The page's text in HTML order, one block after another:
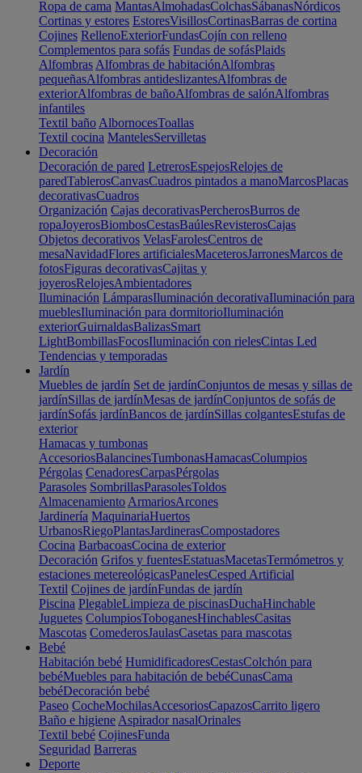
Ropa de cama MantasAlmohadasColchasSábanasNórdicos
Cortinas y estores EstoresVisillosCortinasBarras de cortina
Cojines RellenoExteriorFundasCojín con relleno
Complementos para sofás Fundas de sofásPlaids
Alfombras Alfombras de habitaciónAlfombras
pequeñasAlfombras antideslizantesAlfombras de
exteriorAlfombras de bañoAlfombras de salónAlfombras
infantiles
Textil baño AlbornocesToallas
Textil cocina MantelesServilletas
Decoración
Decoración de pared LetrerosEspejosRelojes de
paredTablerosCanvasCuadros pintados a manoMarcosPlacas
decorativasCuadros
Organización Cajas decorativasPercherosBurros de
ropaJoyerosBiombosCestasBaúlesRevisterosCajas
Objetos decorativos VelasFarolesCentros de
mesaNavidadFlores artificialesMaceterosJarronesMarcos de
fotosFiguras decorativasCajitas y
joyerosRelojesAmbientadores
Iluminación LámparasIluminación decorativaIluminación para
mueblesIluminación para dormitorioIluminación
exteriorGuirnaldasBalizasSmart
LightBombillasFocosIluminación con rielesCintas Led
Tendencias y temporadas
Jardín
Muebles de jardín Set de jardínConjuntos de mesas y sillas de
jardínSillas de jardínMesas de jardínConjuntos de sofás de
jardínSofás jardínBancos de jardínSillas colgantesEstufas de
exterior
Hamacas y tumbonas
AccesoriosBalancinesTumbonasHamacasColumpios
Pérgolas CenadoresCarpasPérgolas
Parasoles SombrillasParasolesToldos
Almacenamiento ArmariosArcones
Jardinería MaquinariaHuertos
UrbanosRiegoPlantasJardinerasCompostadores
Cocina BarbacoasCocina de exterior
Decoración Grifos y fuentesEstatuasMacetasTermómetros y
estaciones metereológicasPanelesCesped Artificial
Textil Cojines de jardínFundas de jardín
Piscina PlegableLimpieza de piscinasDuchaHinchable
Juguetes ColumpiosToboganesHinchablesCasitas
Mascotas ComederosJaulasCasetas para mascotas
Bebé
Habitación bebé HumidificadoresCestasColchón para
bebéMuebles para habitación de bebéCunasCama
bebéDecoración bebé
Paseo CocheMochilasAccesoriosCapazosCarrito ligero
Baño e higiene Aspirador nasalOrinales
Textil bebé CojinesFunda
Seguridad Barreras
Deporte